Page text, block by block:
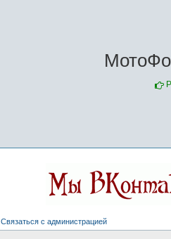
Связаться с администрацией